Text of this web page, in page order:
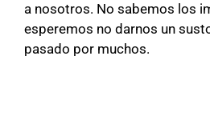
a nosotros. No sabemos los
esperemos no darnos un
pasado por muchos.